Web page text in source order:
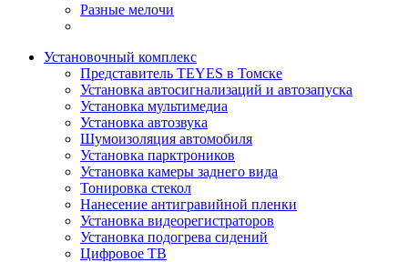
Разные мелочи
Установочный комплекс
Представитель TEYES в Томске
Установка автосигнализаций и автозапуска
Установка мультимедиа
Установка автозвука
Шумоизоляция автомобиля
Установка парктроников
Установка камеры заднего вида
Тонировка стекол
Нанесение антигравийной пленки
Установка видеорегистраторов
Установка подогрева сидений
Цифровое ТВ